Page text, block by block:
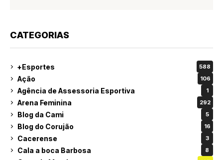
CATEGORIAS
+Esportes 588
Ação 106
Agência de Assessoria Esportiva 1
Arena Feminina 292
Blog da Cami 5
Blog do Corujão 16
Cacerense 3
Cala a boca Barbosa 8